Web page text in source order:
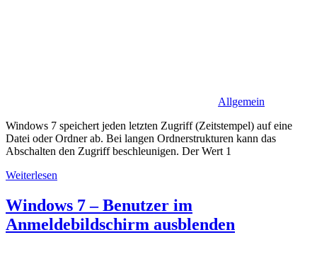
Allgemein
Windows 7 speichert jeden letzten Zugriff (Zeitstempel) auf eine
Datei oder Ordner ab. Bei langen Ordnerstrukturen kann das
Abschalten den Zugriff beschleunigen. Der Wert 1
Weiterlesen
Windows 7 – Benutzer im
Anmeldebildschirm ausblenden